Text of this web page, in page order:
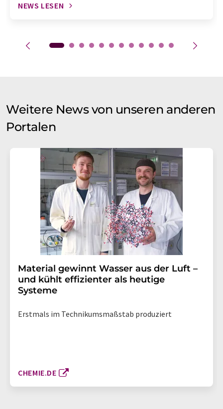
NEWS LESEN
Weitere News von unseren anderen
Portalen
Material gewinnt Wasser aus der Luft –
und kühlt effizienter als heutige
Systeme
Erstmals im Technikumsmaßstab produziert
CHEMIE.DE